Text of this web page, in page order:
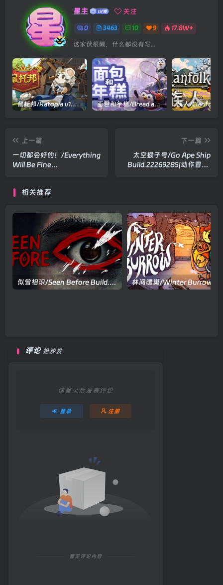
星主 关注
0 3463 10 9 17.8W+
这家伙很懒，什么都没有写...
鼠托邦/Ratopia v1.0.0530|策略模拟|容量2.9GB|官方中文版 面包和年糕/Bread and Fred Build.21411256|动作冒险|容量1.1GB|官方中文版
上一篇
一切都会好的！/Everything
Will Be Fine
下一篇
太空猴子号/Go Ape Ship
Build.22269285|动作冒险|
相关推荐
似曾相识/Seen Before Build.19717952|恐怖冒险|容量2.4GB|官方中文版
评论 抢沙发
请登录后发表评论
登录 注册
暂无评论内容